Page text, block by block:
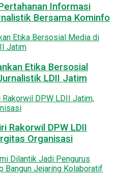
Informasi
Bersama Kominfo
Etika Bersosial
LDII Jatim
Rakorwil DPW LDII
Organisasi